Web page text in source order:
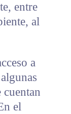
entre
al
a
cuentan
el